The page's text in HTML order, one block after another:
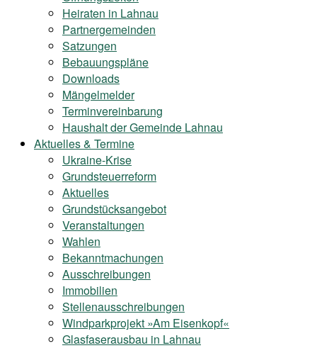
Heiraten in Lahnau
Partnergemeinden
Satzungen
Bebauungspläne
Downloads
Mängelmelder
Terminvereinbarung
Haushalt der Gemeinde Lahnau
Aktuelles & Termine
Ukraine-Krise
Grundsteuerreform
Aktuelles
Grundstücksangebot
Veranstaltungen
Wahlen
Bekanntmachungen
Ausschreibungen
Immobilien
Stellenausschreibungen
Windparkprojekt »Am Eisenkopf«
Glasfaserausbau in Lahnau